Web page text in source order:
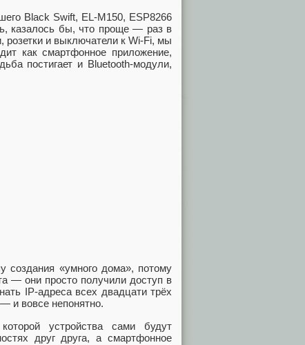
Black Swift, EL-M150, ESP8266
казалось бы, что проще — раз в
и выключатели к Wi-Fi, мы
как смартфонное приложение,
постигает и Bluetooth-модули,
создания «умного дома», потому
— они просто получили доступ в
IP-адреса всех двадцати трёх
и вовсе непонятно.
устройства сами будут
друг друга, а смартфонное